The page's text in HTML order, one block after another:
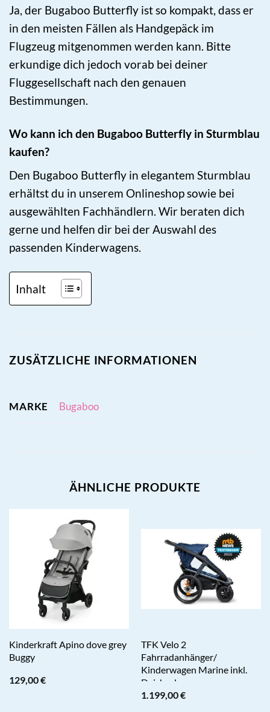
Ja, der Bugaboo Butterfly ist so kompakt, dass er
in den meisten Fällen als Handgepäck im
Flugzeug mitgenommen werden kann. Bitte
erkundige dich jedoch vorab bei deiner
Fluggesellschaft nach den genauen
Bestimmungen.
Wo kann ich den Bugaboo Butterfly in Sturmblau
kaufen?
Den Bugaboo Butterfly in elegantem Sturmblau
erhältst du in unserem Onlineshop sowie bei
ausgewählten Fachhändlern. Wir beraten dich
gerne und helfen dir bei der Auswahl des
passenden Kinderwagens.
Inhalt
ZUSÄTZLICHE INFORMATIONEN
MARKE Bugaboo
ÄHNLICHE PRODUKTE
Kinderkraft Apino dove grey
Buggy
129,00€
TFK Velo 2
Fahrradanhänger/
Kinderwagen Marine inkl.
Deichsel
1.199,00€